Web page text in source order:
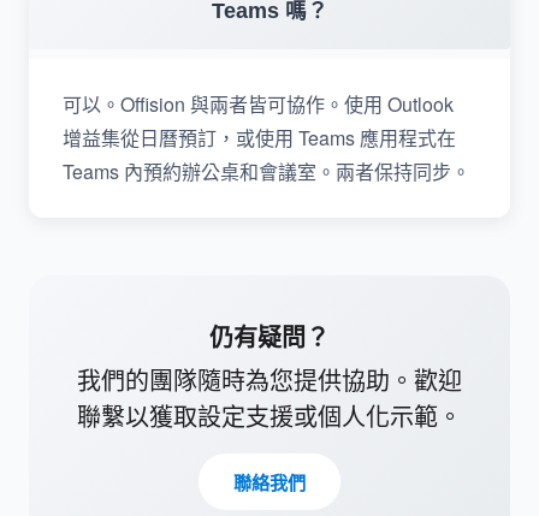
Teams 嗎？
可以。Offision 與兩者皆可協作。使用 Outlook
增益集從日曆預訂，或使用 Teams 應用程式在
Teams 內預約辦公桌和會議室。兩者保持同步。
仍有疑問？
我們的團隊隨時為您提供協助。歡迎
聯繫以獲取設定支援或個人化示範。
聯絡我們